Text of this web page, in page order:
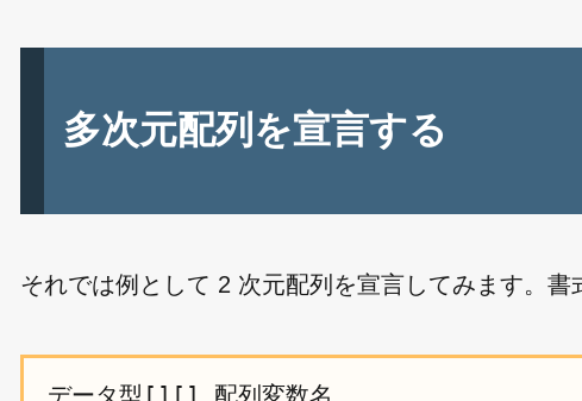
多次元配列を宣言する
それでは例として 2 次元配列を宣言してみます。書